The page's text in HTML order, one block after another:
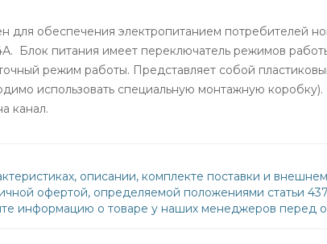
для обеспечения электропитанием потребителей
Блок питания имеет переключатель режимов
режим работы. Представляет собой
использовать специальную монтажную
канал.
описании, комплекте поставки и
офертой, определяемой положениями статьи
информацию о товаре у наших менеджеров перед